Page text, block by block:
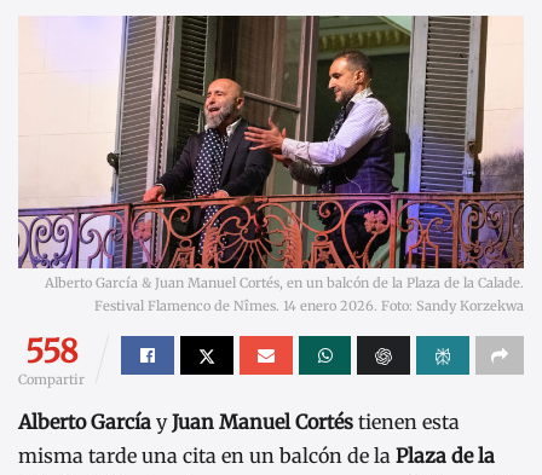
Alberto García & Juan Manuel Cortés, en un balcón de la Plaza de la Calade.
Festival Flamenco de Nîmes. 14 enero 2026. Foto: Sandy Korzekwa
558
Compartir
Alberto García yJuan Manuel Cortés tienen esta
misma tarde una cita en un balcón de la Plaza de la